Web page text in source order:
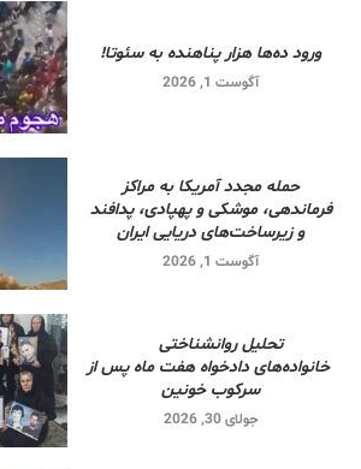
ورود ده‌ها هزار پناهنده به سئوتا!
آگوست 1, 2026
حمله مجدد آمریکا به مراکز
فرماندهی، موشکی و پهپادی، پدافند
و زیرساخت‌های دریایی ایران
آگوست 1, 2026
تحلیل روانشناختی
خانواده‌های دادخواه هفت ماه پس از
سرکوب خونین
جولای 30, 2026